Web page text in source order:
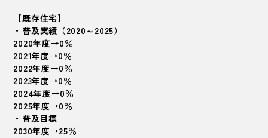
【既存住宅】
・普及実績（2020～2025）
2020年度→0％
2021年度→0％
2022年度→0％
2023年度→0％
2024年度→0％
2025年度→0％
・普及目標
2030年度→25％